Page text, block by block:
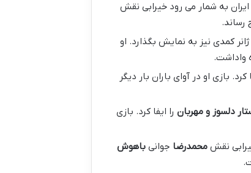
رساند.
کمدی نیز به نمایش بگذارد. او
واداشت.
کرد. بازی او در آوای باران بار دیگر
دلسوز و مهربان را ایفا کرد. بازی
نقشمحمدرضا جوانیباهوش